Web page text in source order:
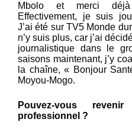
Mbolo et merci
Effectivement, je suis
J’ai été sur TV5 Monde
n’y suis plus, car j’ai
journalistique dans le
saisons maintenant, j’y
la chaîne, « Bonjour
Moyou-Mogo.
Pouvez-vous
professionnel ?